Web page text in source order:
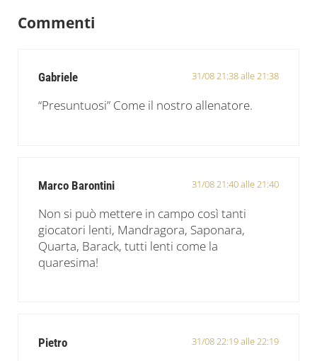
Commenti
Gabriele 31/08 21:38 alle 21:38
“Presuntuosi” Come il nostro allenatore.
Marco Barontini 31/08 21:40 alle 21:40
Non si può mettere in campo così tanti
giocatori lenti, Mandragora, Saponara,
Quarta, Barack, tutti lenti come la
quaresima!
Pietro 31/08 22:19 alle 22:19